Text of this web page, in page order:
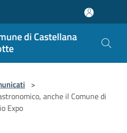
di Castellana
>
anche il Comune di
Expo